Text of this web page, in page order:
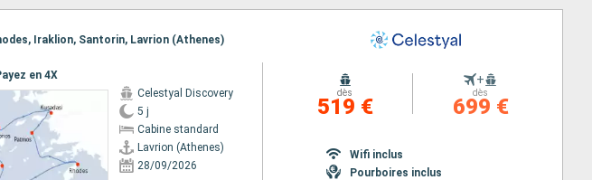
Iraklion, Santorin, Lavrion (Athenes)
en 4X
Celestyal Discovery
5 j
Cabine standard
Lavrion (Athenes)
28/09/2026
dès
519 €
+
dès
699 €
Wifi inclus
Pourboires inclus